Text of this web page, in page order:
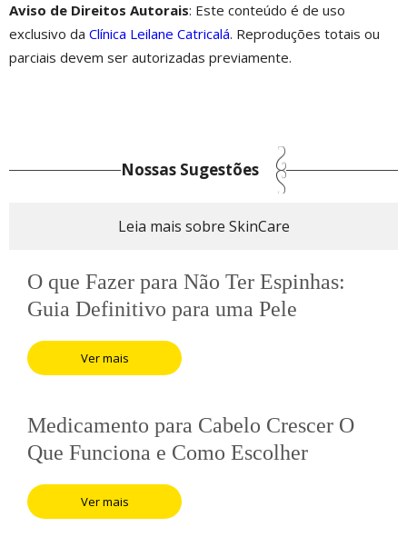
Aviso de Direitos Autorais: Este conteúdo é de uso
exclusivo da Clínica Leilane Catricalá. Reproduções totais ou
parciais devem ser autorizadas previamente.
Nossas Sugestões
Leia mais sobre SkinCare
O que Fazer para Não Ter Espinhas:
Guia Definitivo para uma Pele
Saudável
Ver mais
Medicamento para Cabelo Crescer O
Que Funciona e Como Escolher
Ver mais